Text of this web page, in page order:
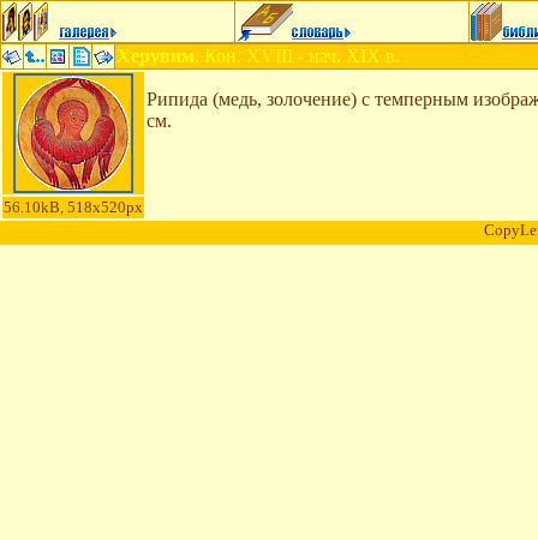
Херувим. Кон. XVIII - нач. XIX в.
56.10kB, 518x520px
Рипида (медь, золочение) с темперным
см.